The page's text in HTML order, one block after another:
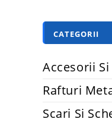
CATEGORII
Accesorii
Rafturi
Scari Si